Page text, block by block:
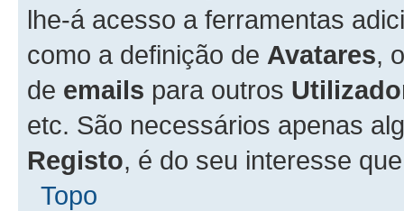
lhe-á acesso a ferramentas
como a definição de Avatares,
de emails para outros
etc. São necessários apenas
Registo, é do seu interesse
Topo